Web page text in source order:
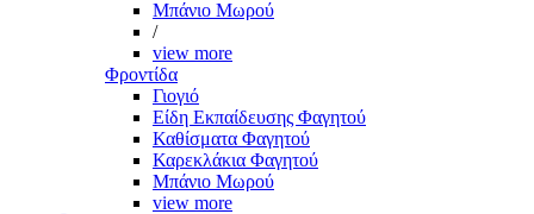
Μπάνιο Μωρού
/
view more
Φροντίδα
Γιογιό
Είδη Εκπαίδευσης Φαγητού
Καθίσματα Φαγητού
Καρεκλάκια Φαγητού
Μπάνιο Μωρού
view more